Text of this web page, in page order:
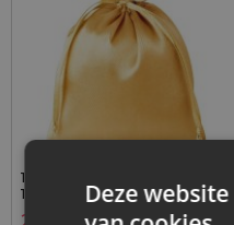
10 stuks Satijnen zakjes 10 x
13 cm - goud
2,09
Deze